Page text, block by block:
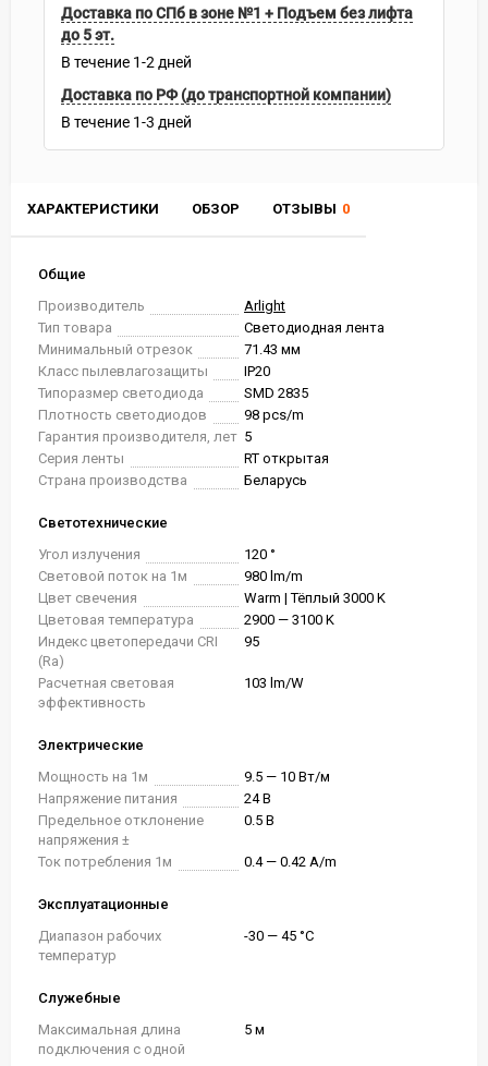
ХАРАКТЕРИСТИКИ ОБЗОР ОТЗЫВЫ 0
Общие
Производитель
Arlight
Тип товара
Светодиодная лента
Минимальный отрезок
71.43 мм
Класс пылевлагозащиты
IP20
Типоразмер светодиода
SMD 2835
Плотность светодиодов
98 pcs/m
Гарантия производителя, лет 5
Серия ленты
RT открытая
Страна производства
Беларусь
Светотехнические
Угол излучения
120 °
Световой поток на 1м
980 lm/m
Цвет свечения
Warm | Тёплый 3000 K
Цветовая температура
2900 — 3100 K
Индекс цветопередачи CRI
(Ra)
95
Расчетная световая
эффективность
103 lm/W
Электрические
Мощность на 1м
9.5 — 10 Вт/м
Напряжение питания
24 В
Предельное отклонение
напряжения ±
0.5 В
Ток потребления 1м 0.4 — 0.42 A/m
Эксплуатационные
Диапазон рабочих
температур
-30 — 45 °C
Служебные
Максимальная длина
подключения с одной
5 м
Доставка по СПб в зоне №1 + Подъем без лифта
до 5 эт.
В течение 1-2 дней
Доставка по РФ (до транспортной компании)
В течение 1-3 дней